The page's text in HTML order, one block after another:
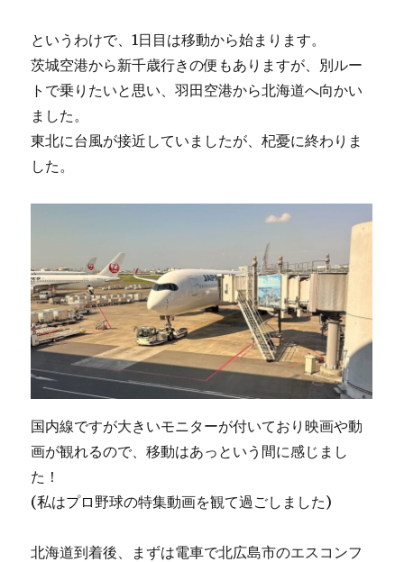
というわけで、1日目は移動から始まります。
茨城空港から新千歳行きの便もありますが、別ルー
トで乗りたいと思い、羽田空港から北海道へ向かい
ました。
東北に台風が接近していましたが、杞憂に終わりま
した。
国内線ですが大きいモニターが付いており映画や動
画が観れるので、移動はあっという間に感じまし
た！
(私はプロ野球の特集動画を観て過ごしました)
北海道到着後、まずは電車で北広島市のエスコンフ